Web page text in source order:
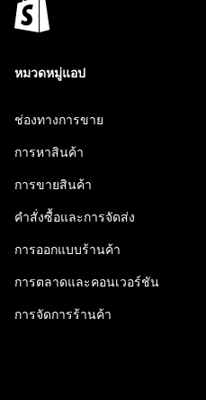
หมวดหมู่แอป
ช่องทางการขาย
การหาสินค้า
การขายสินค้า
คำสั่งซื้อและการจัดส่ง
การออกแบบร้านค้า
การตลาดและคอนเวอร์ชัน
การจัดการร้านค้า